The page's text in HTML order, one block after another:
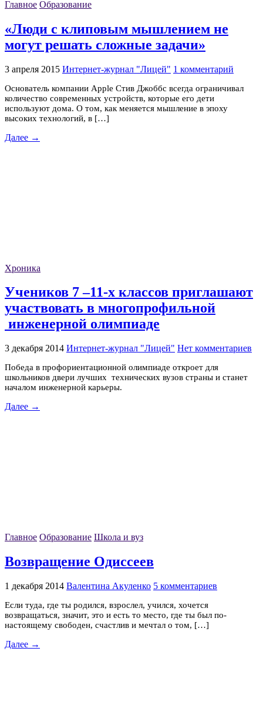
Главное Образование
«Люди с клиповым мышлением не
могут решать сложные задачи»
3 апреля 2015 Интернет-журнал "Лицей" 1 комментарий
Основатель компании Apple Стив Джоббс всегда ограничивал
количество современных устройств, которые его дети
используют дома. О том, как меняется мышление в эпоху
высоких технологий, в […]
Далее →
Хроника
Учеников 7 –11-х классов приглашают
участвовать в многопрофильной
инженерной олимпиаде
3 декабря 2014 Интернет-журнал "Лицей" Нет комментариев
Победа в профориентационной олимпиаде откроет для
школьников двери лучших технических вузов страны и станет
началом инженерной карьеры.
Далее →
Главное Образование Школа и вуз
Возвращение Одиссеев
1 декабря 2014 Валентина Акуленко 5 комментариев
Если туда, где ты родился, взрослел, учился, хочется
возвращаться, значит, это и есть то место, где ты был по-
настоящему свободен, счастлив и мечтал о том, […]
Далее →